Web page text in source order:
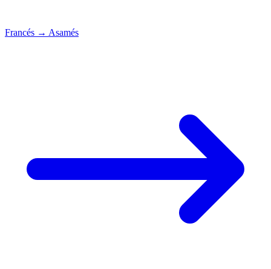
Francés → Asamés